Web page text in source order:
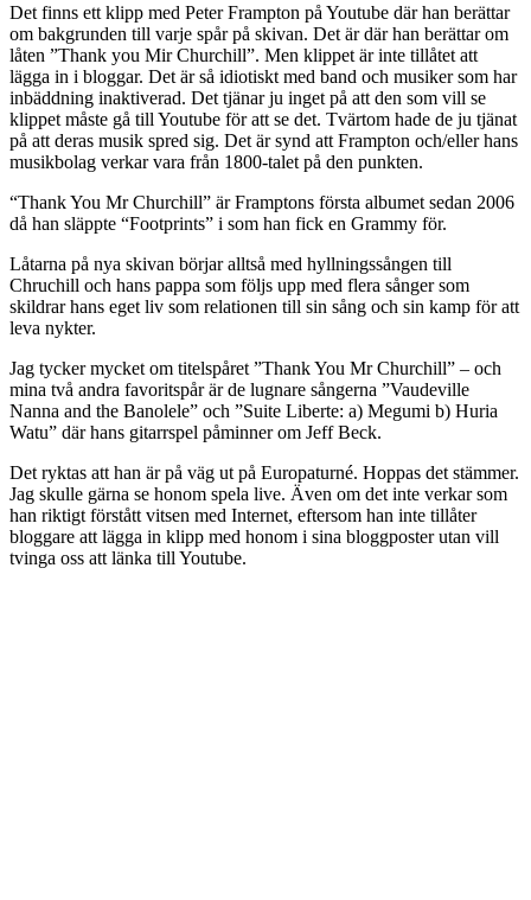
Det finns ett klipp med Peter Frampton på Youtube där han berättar
om bakgrunden till varje spår på skivan. Det är där han berättar om
låten ”Thank you Mir Churchill”. Men klippet är inte tillåtet att
lägga in i bloggar. Det är så idiotiskt med band och musiker som har
inbäddning inaktiverad. Det tjänar ju inget på att den som vill se
klippet måste gå till Youtube för att se det. Tvärtom hade de ju tjänat
på att deras musik spred sig. Det är synd att Frampton och/eller hans
musikbolag verkar vara från 1800-talet på den punkten.
“Thank You Mr Churchill” är Framptons första albumet sedan 2006
då han släppte “Footprints” i som han fick en Grammy för.
Låtarna på nya skivan börjar alltså med hyllningssången till
Chruchill och hans pappa som följs upp med flera sånger som
skildrar hans eget liv som relationen till sin sång och sin kamp för att
leva nykter.
Jag tycker mycket om titelspåret ”Thank You Mr Churchill” – och
mina två andra favoritspår är de lugnare sångerna ”Vaudeville
Nanna and the Banolele” och ”Suite Liberte: a) Megumi b) Huria
Watu” där hans gitarrspel påminner om Jeff Beck.
Det ryktas att han är på väg ut på Europaturné. Hoppas det stämmer.
Jag skulle gärna se honom spela live. Även om det inte verkar som
han riktigt förstått vitsen med Internet, eftersom han inte tillåter
bloggare att lägga in klipp med honom i sina bloggposter utan vill
tvinga oss att länka till Youtube.